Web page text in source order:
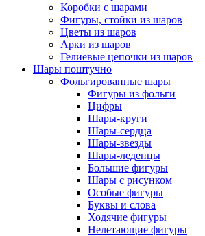
Коробки с шарами
Фигуры, стойки из шаров
Цветы из шаров
Арки из шаров
Гелиевые цепочки из шаров
Шары поштучно
Фольгированные шары
Фигуры из фольги
Цифры
Шары-круги
Шары-сердца
Шары-звезды
Шары-леденцы
Большие фигуры
Шары с рисунком
Особые фигуры
Буквы и слова
Ходячие фигуры
Нелетающие фигуры